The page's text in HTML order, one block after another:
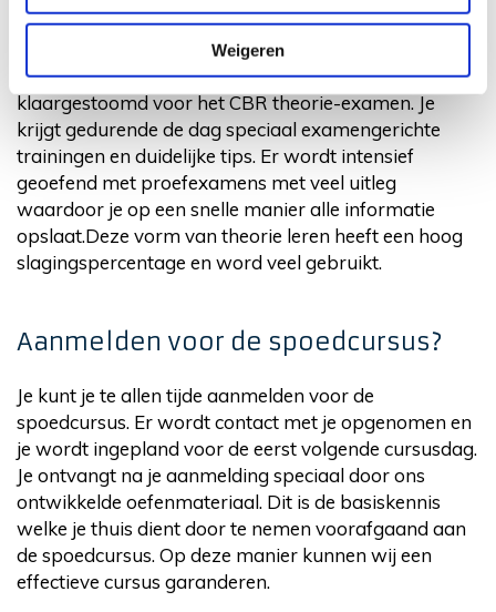
Weigeren
Spoedcursus autotheorie is een klassikale
theoriecursus waarbij je in één cursusdag wordt
klaargestoomd voor het CBR theorie-examen. Je
krijgt gedurende de dag speciaal examengerichte
trainingen en duidelijke tips. Er wordt intensief
geoefend met proefexamens met veel uitleg
waardoor je op een snelle manier alle informatie
opslaat.Deze vorm van theorie leren heeft een hoog
slagingspercentage en word veel gebruikt.
Aanmelden voor de spoedcursus?
Je kunt je te allen tijde aanmelden voor de
spoedcursus. Er wordt contact met je opgenomen en
je wordt ingepland voor de eerst volgende cursusdag.
Je ontvangt na je aanmelding speciaal door ons
ontwikkelde oefenmateriaal. Dit is de basiskennis
welke je thuis dient door te nemen voorafgaand aan
de spoedcursus. Op deze manier kunnen wij een
effectieve cursus garanderen.